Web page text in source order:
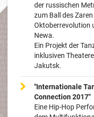
der russischen
zum Ball des
Oktoberrevolution
Newa.
Ein Projekt der
inklusiven
Jakutsk.
"Internationale
Connection 2017"
Eine Hip-Hop